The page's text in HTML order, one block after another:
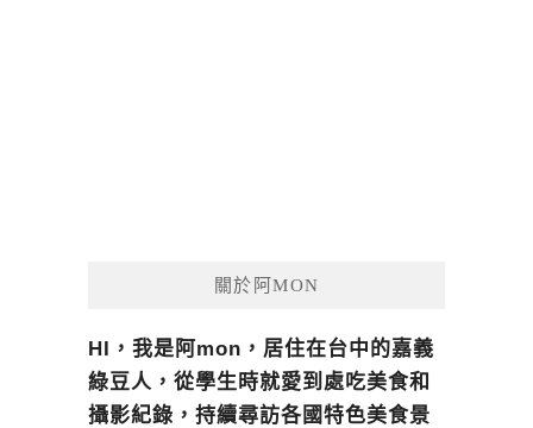
關於阿MON
HI，我是阿mon，居住在台中的嘉義
綠豆人，從學生時就愛到處吃美食和
攝影紀錄，持續尋訪各國特色美食景